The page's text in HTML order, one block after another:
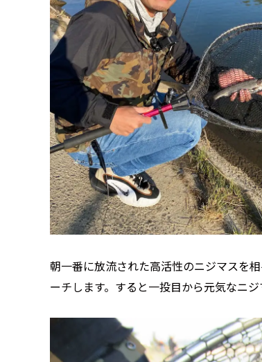
朝一番に放流された高活性のニジマスを
ーチします。すると一投目から元気なニ